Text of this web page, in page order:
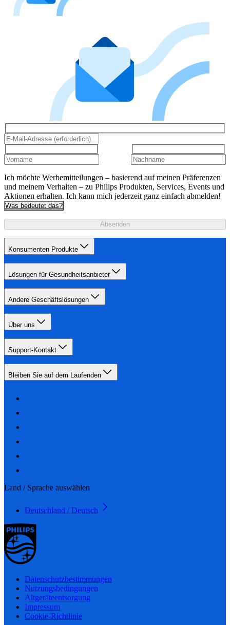
Ich möchte Werbemitteilungen – basierend auf meinen Präferenzen
und meinem Verhalten – zu Philips Produkten, Services, Events und
Aktionen erhalten. Ich kann mich jederzeit ganz einfach abmelden!
Was bedeutet das?
Absenden
Konsumenten Produkte
Lösungen für Gesundheitsanbieter
Andere Geschäftslösungen
Über uns
Support-Kontakt
Bleiben Sie auf dem Laufenden
Land / Sprache auswählen
Deutschland / Deutsch
Datenschutzbestimmungen
Nutzungsbedingungen
Altgeräteentsorgung
Impressum
Cookie-Richtlinie